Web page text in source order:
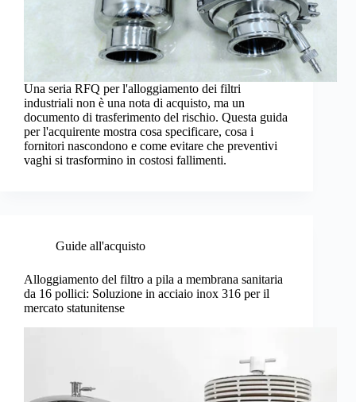
Una seria RFQ per l'alloggiamento dei filtri
industriali non è una nota di acquisto, ma un
documento di trasferimento del rischio. Questa guida
per l'acquirente mostra cosa specificare, cosa i
fornitori nascondono e come evitare che preventivi
vaghi si trasformino in costosi fallimenti.
Guide all'acquisto
Alloggiamento del filtro a pila a membrana sanitaria
da 16 pollici: Soluzione in acciaio inox 316 per il
mercato statunitense